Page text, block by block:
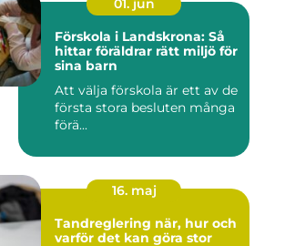
01. jun
Förskola i Landskrona: Så
hittar föräldrar rätt miljö för
sina barn
Att välja förskola är ett av de
första stora besluten många
förä...
16. maj
Tandreglering när, hur och
varför det kan göra stor